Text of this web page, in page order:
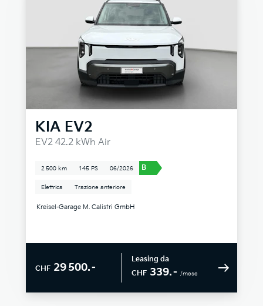
KIA EV2
EV2 42.2 kWh Air
2 500 km 145 PS 06/2026 B
Elettrica Trazione anteriore
Kreisel-Garage M. Calistri GmbH
CHF 29 500.–
Leasing da
CHF 339.– /mese